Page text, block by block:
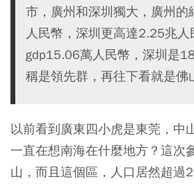
市，廣州和深圳獨大，廣州
人民幣，深圳更高達2.25兆
gdp15.06萬人民幣，深圳是
稱是領先群，再往下看就是佛
以前看到廣東四小虎是東莞，中
一直在想南海在什麼地方？這次
山，而且這個區，人口居然超過